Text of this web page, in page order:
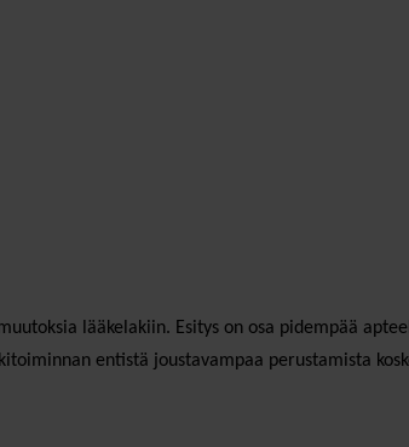
lääkelakiin. Esitys on osa pidempää
entistä joustavampaa perustamista